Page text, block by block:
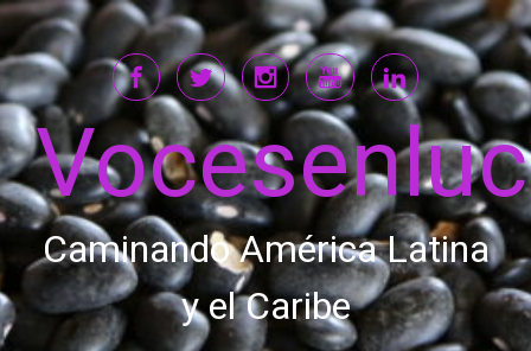
Saltar al contenido principal
Caminando América Latina
y el Caribe